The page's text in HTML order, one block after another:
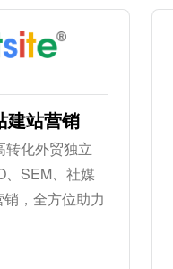
建站营销
转化外贸独立
、SEM、社媒
，全方位助力